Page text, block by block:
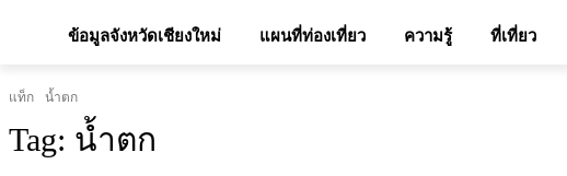
ข้อมูลจังหวัดเชียงใหม่ แผนที่ท่องเที่ยว ความรู้ ที่เที่ยว
แท็ก น้ำตก
Tag: น้ำตก